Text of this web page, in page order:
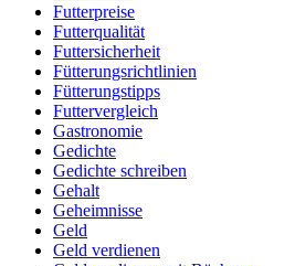
Futterpreise
Futterqualität
Futtersicherheit
Fütterungsrichtlinien
Fütterungstipps
Futtervergleich
Gastronomie
Gedichte
Gedichte schreiben
Gehalt
Geheimnisse
Geld
Geld verdienen